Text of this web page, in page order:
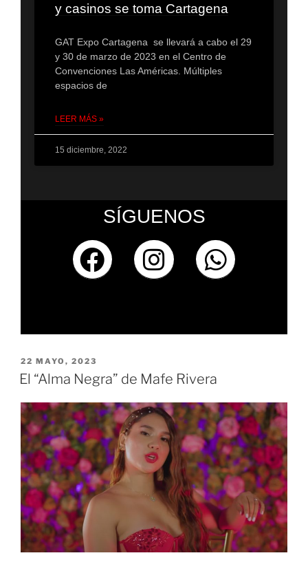
y casinos se toma Cartagena
GAT Expo Cartagena se llevará a cabo el 29
y 30 de marzo de 2023 en el Centro de
Convenciones Las Américas. Múltiples
espacios de
LEER MÁS »
15 diciembre, 2022
SÍGUENOS
22 MAYO, 2023
El “Alma Negra” de Mafe Rivera